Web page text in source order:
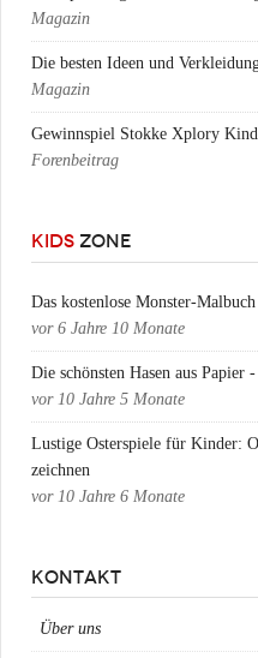
Magazin
Die besten Ideen und
Magazin
Gewinnspiel Stokke Xplory
Forenbeitrag
KIDS ZONE
Das kostenlose Monster-
vor 6 Jahre 10 Monate
Die schönsten Hasen aus Papier
vor 10 Jahre 5 Monate
Lustige Osterspiele für Kinder:
zeichnen
vor 10 Jahre 6 Monate
KONTAKT
Über uns